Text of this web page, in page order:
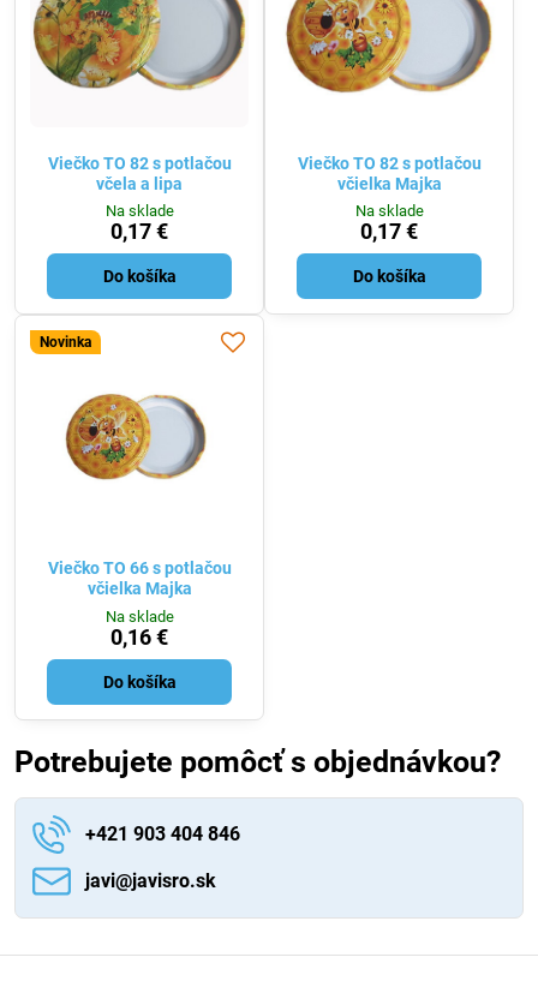
Viečko TO 82 s potlačou
včela a lipa
Na sklade
0,17 €
Do košíka
Viečko TO 82 s potlačou
včielka Majka
Na sklade
0,17 €
Do košíka
Novinka
Viečko TO 66 s potlačou
včielka Majka
Na sklade
0,16 €
Do košíka
Potrebujete pomôcť s objednávkou?
+421 903 404 846
javi​@javisro​.sk